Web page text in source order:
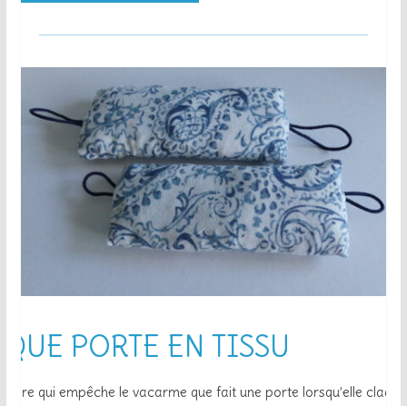
PORTE EN TISSU
qui empêche le vacarme que fait une porte lorsqu’elle